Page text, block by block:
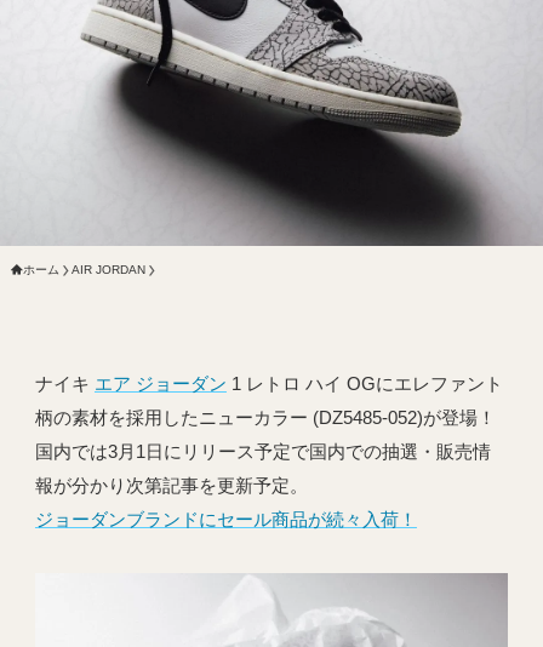
ホーム AIR JORDAN
ナイキ エア ジョーダン 1 レトロ ハイ OGにエレファント
柄の素材を採用したニューカラー (DZ5485-052)が登場！
国内では3月1日にリリース予定で国内での抽選・販売情
報が分かり次第記事を更新予定。
ジョーダンブランドにセール商品が続々入荷！